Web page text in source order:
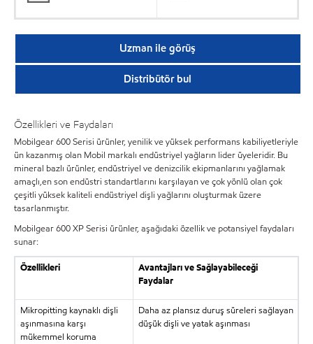
Uzman ile görüş
Distribütör bul
Özellikleri ve Faydaları
Mobilgear 600 Serisi ürünler, yenilik ve yüksek performans kabiliyetleriyle
ün kazanmış olan Mobil markalı endüstriyel yağların lider üyeleridir. Bu
mineral bazlı ürünler, endüstriyel ve denizcilik ekipmanlarını yağlamak
amaçlı,en son endüstri standartlarını karşılayan ve çok yönlü olan çok
çeşitli yüksek kaliteli endüstriyel dişli yağlarını oluşturmak üzere
tasarlanmıştır.
Mobilgear 600 XP Serisi ürünler, aşağıdaki özellik ve potansiyel faydaları
sunar:
Özellikleri
Avantajları ve Sağlayabileceği
Faydalar
Mikropitting kaynaklı dişli
aşınmasına karşı
mükemmel koruma
Daha az plansız duruş süreleri sağlayan
düşük dişli ve yatak aşınması